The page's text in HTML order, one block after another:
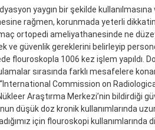
yaygın bir şekilde
rağmen, korunmada yeterli
ortopedi ameliyathanesinde ne
ve güvenlik gereklerini belirleyip
flouroskopla 1006 kez işlem yapıldı.
sırasında farklı mesafelere
“International Commission on
Araştırma Merkezi’nin bildirdiği
düşük doz kronik kullanımlarında
için flouroskopi